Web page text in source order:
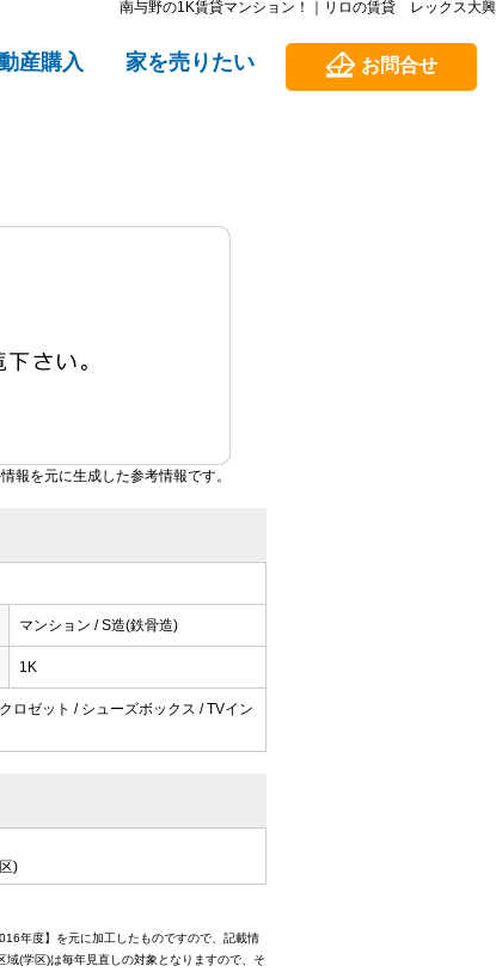
南与野の1K賃貸マンション！｜リロの賃貸 レックス大興
産購入 家を売りたい お問合せ
を元に生成した参考情報です。
マンション / S造(鉄骨造)
1K
ロゼット / シューズボックス / TVイン
)
年度】を元に加工したものですので、記載情
(学区)は毎年見直しの対象となりますので、そ